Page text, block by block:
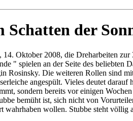
der
Oktober 2008, die Dreharbeiten
" spielen an der Seite des
Rosinsky. Die weiteren Rollen sind
angespült. Vieles deutet
sondern bereits vor einigen
bemüht ist, sich nicht von
wahrhaben wollen. Stubbe steht